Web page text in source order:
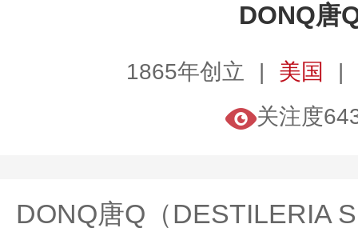
DONQ唐
1865年创立
美国
关注度
DONQ唐Q（DESTILERIA